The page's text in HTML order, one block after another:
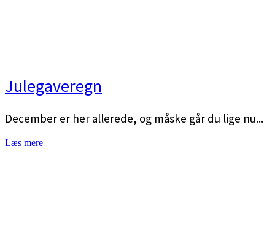
Julegaveregn
December er her allerede, og måske går du lige nu...
Læs mere